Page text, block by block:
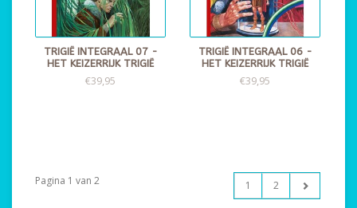
TRIGIË INTEGRAAL 07 -
HET KEIZERRIJK TRIGIË
€39,95
TRIGIË INTEGRAAL 06 -
HET KEIZERRIJK TRIGIË
€39,95
Pagina 1 van 2 1 2